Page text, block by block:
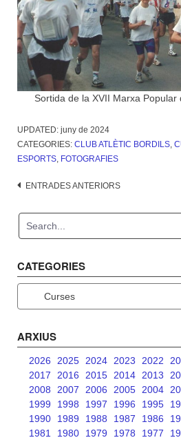
Sortida de la XVII Marxa
UPDATED: juny de 2024
CATEGORIES: CLUB ATLÈTIC BORDILS,
ESPORTS, FOTOGRAFIES
Navegació
ENTRADES ANTERIORS
CATEGORIES
ARXIUS
2026 2025 2024 2023 2022
2017
2016 2015 2014 2013
2008
2007 2006 2005 2004
1999
1998 1997 1996 1995
1990
1989 1988 1987 1986
1981
1980 1979 1978 1977